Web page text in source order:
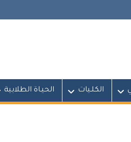
الكلـيات الحيـاة الطلابية